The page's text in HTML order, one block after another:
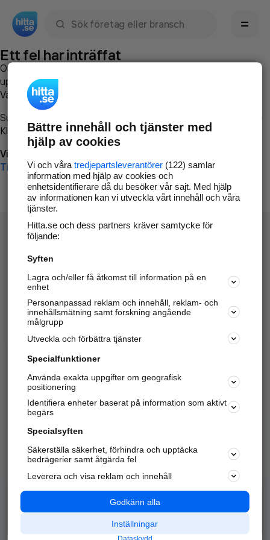
Ett fel har inträffat
Om du vill kan du
uppstod så att vi lättare och snabbare kan avhjälpa det.
Vänligen försök med följande:
Surfa till
Klicka påTillbaka-knappen i webbläsaren och försök igen
Vi beklagar besväret!
Till startsidan
Hitta.se - Gratis nummerupplysning.
Sök företag, personer och platser.
Hitta telefonnummer, adresser, företagsinfo mm.
Marknadsför företaget
Kom igång och annonsera mot
samarbetspartners nära dig.
Alla kategorier
Populära sökningar
API & Kartor
Annonsera
Integritet
Nödnummer
Bättre innehåll och tjänster med
hjälp av cookies
Vi och våra tredjepartsleverantörer(122) samlar
information med hjälp av cookies och
enhetsidentifierare då du besöker vår sajt. Med hjälp
av informationen kan vi utveckla vårt innehåll och våra
tjänster.
Hitta.se och dess partners kräver samtycke för
följande:
Syften
Lagra och/eller få åtkomst till information på en
enhet
Personanpassad reklam och innehåll, reklam- och
innehållsmätning samt forskning angående
målgrupp
Utveckla och förbättra tjänster
Specialfunktioner
Använda exakta uppgifter om geografisk
positionering
Identifiera enheter baserat på information som aktivt
begärs
Specialsyften
Säkerställa säkerhet, förhindra och upptäcka
bedrägerier samt åtgärda fel
Leverera och visa reklam och innehåll
Godkänn alla
Inställningar
Dataskydd